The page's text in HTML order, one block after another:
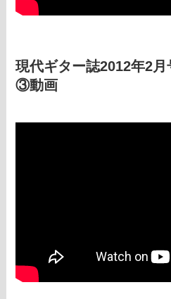
現代ギター誌2012年2
③動画